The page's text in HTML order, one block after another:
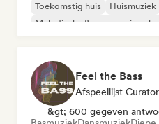
Toekomstig huis
Huismuziek
Melodische & progressieve
Feel the Bass
Afspeellijst Curator
&gt; 600 gegeven